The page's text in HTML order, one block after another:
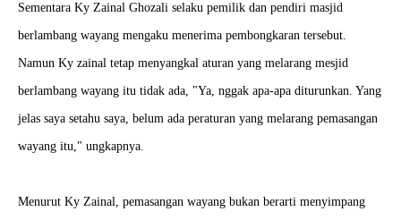
Sementara Ky Zainal Ghozali selaku pemilik dan pendiri masjid
berlambang wayang mengaku menerima pembongkaran tersebut.
Namun Ky zainal tetap menyangkal aturan yang melarang mesjid
berlambang wayang itu tidak ada, "Ya, nggak apa-apa diturunkan. Yang
jelas saya setahu saya, belum ada peraturan yang melarang pemasangan
wayang itu," ungkapnya.
Menurut Ky Zainal, pemasangan wayang bukan berarti menyimpang